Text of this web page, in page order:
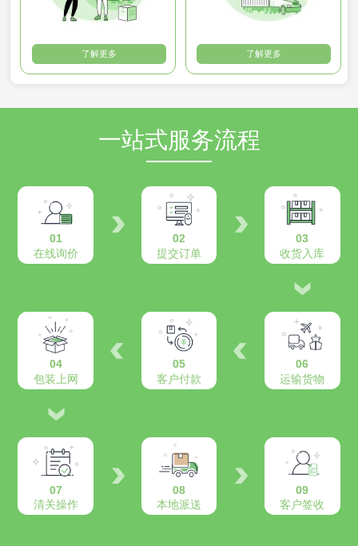
了解更多 了解更多
一站式服务流程
01
在线询价
02
提交订单
03
收货入库
04
包装上网
05
客户付款
06
运输货物
07
清关操作
08
本地派送
09
客户签收